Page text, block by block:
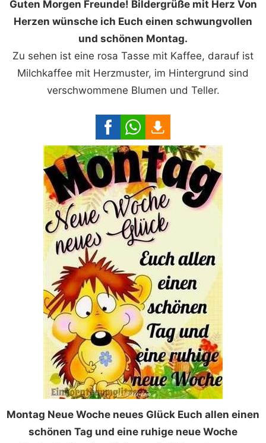
Guten Morgen Freunde! Bildergrüße mit Herz Von
Herzen wünsche ich Euch einen schwungvollen
und schönen Montag.
Zu sehen ist eine rosa Tasse mit Kaffee, darauf ist
Milchkaffee mit Herzmuster, im Hintergrund sind
verschwommene Blumen und Teller.
Montag Neue Woche neues Glück Euch allen einen
schönen Tag und eine ruhige neue Woche